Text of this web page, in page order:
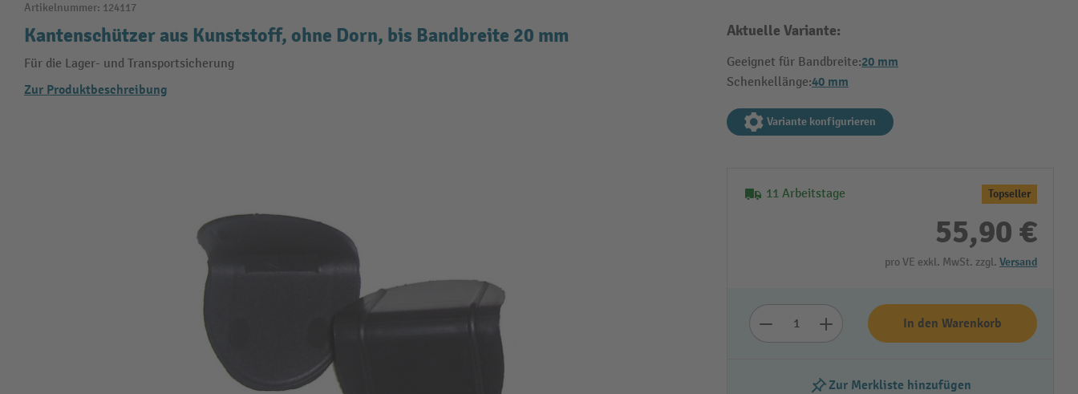
Artikelnummer: 124117
Kantenschützer aus Kunststoff, ohne Dorn, bis Bandbreite 20 mm
Für die Lager- und Transportsicherung
Zur Produktbeschreibung
Aktuelle Variante:
Geeignet für Bandbreite:20 mm
Schenkellänge:40 mm
Variante konfigurieren
11 Arbeitstage Topseller
55,90 €
pro VE exkl. MwSt. zzgl. Versand
In den Warenkorb
Zur Merkliste hinzufügen